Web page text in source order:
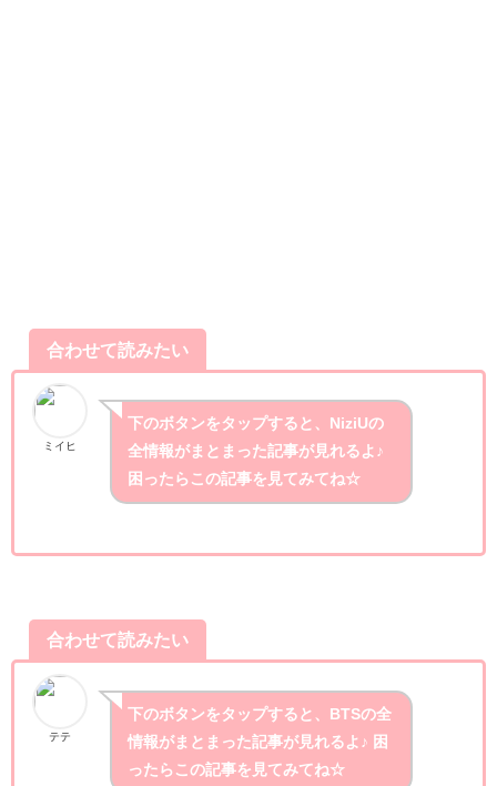
合わせて読みたい
ミイヒ
下のボタンをタップすると、NiziUの
全情報がまとまった記事が見れるよ♪
困ったらこの記事を見てみてね☆
合わせて読みたい
テテ
下のボタンをタップすると、BTSの全
情報がまとまった記事が見れるよ♪ 困
ったらこの記事を見てみてね☆